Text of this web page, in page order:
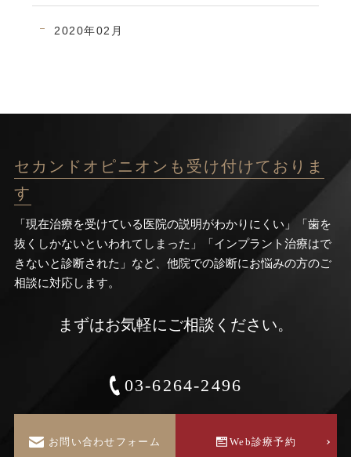
2020年02月
セカンドオピニオンも受け付けておりま
す
「現在治療を受けている医院の説明がわかりにくい」「歯を
抜くしかないといわれてしまった」「インプラント治療はで
きないと診断された」など、他院での診断にお悩みの方のご
相談に対応します。
まずはお気軽にご相談ください。
03-6264-2496
お問い合わせフォーム Web診療予約